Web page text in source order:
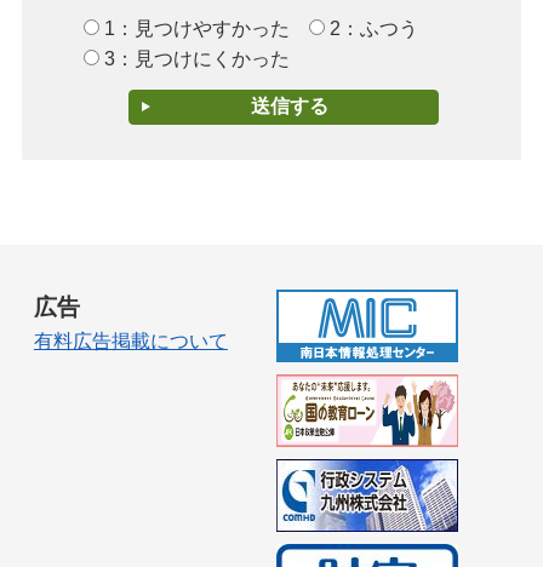
1：見つけやすかった
2：ふつう
3：見つけにくかった
広告
有料広告掲載について